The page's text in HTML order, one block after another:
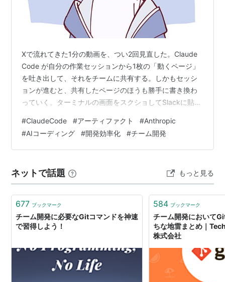
Xで流れてきた1分の動画を、つい2回見直した。Claude
Code が自分の作業セッションから1枚の「動くページ」
を吐き出して、それをチームに共有する。しかもセッシ
ョンが進むと、共有したページのほうも勝手に書き換わ
っていく。ターミナルの画面をスクショしてSlackに貼
だ。2026年6月18日にベータで出た。 セッションの中身
を、そのまま1枚のページにする Claude.ai の「アーティ
ファクト」とは、名前が同じだけの別物 PRレビューやイ
ルを開かない人に、エージェントの仕事が見える Team…
#ClaudeCode #アーティファクト #Anthropic
#AIコーディング #開発効率化 #チーム開発
ネットで話題 もっと見る
677 ブックマーク
チーム開発に必要なGitコマンドを神速
で習得しよう！
584 ブックマーク
チーム開発において
ちな地雷まとめ｜
株式会社